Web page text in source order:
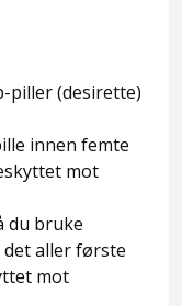
piller (desirette)
innen femte
mot
du bruke
det aller første
mot